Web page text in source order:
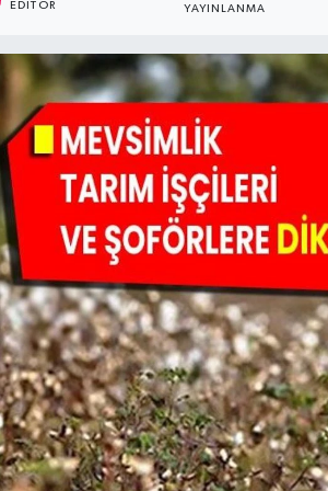
EDITÖR YAYINLANMA